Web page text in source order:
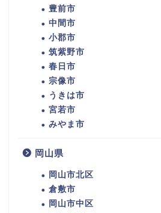
豊前市
中間市
小郡市
筑紫野市
春日市
宗像市
うきは市
宮若市
みやま市
岡山県
岡山市北区
倉敷市
岡山市中区